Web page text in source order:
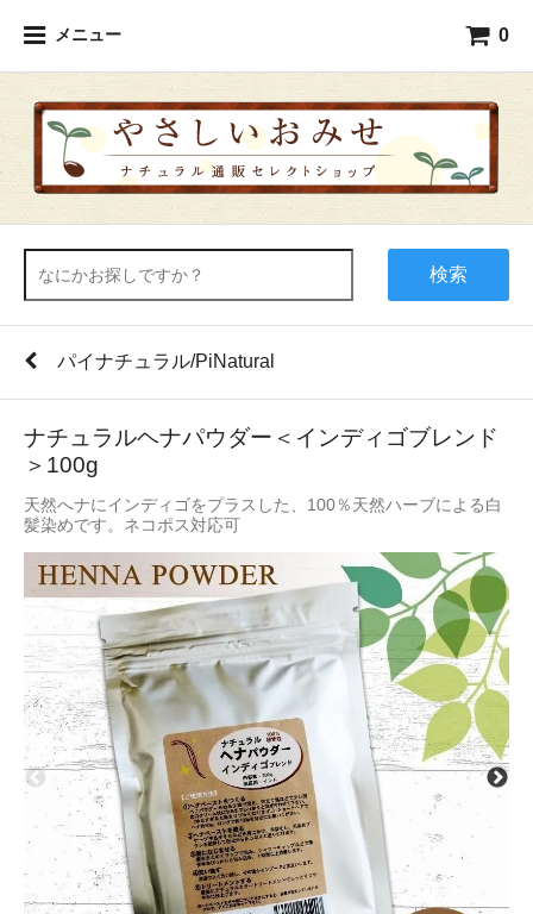
メニュー 0
検索
パイナチュラル/PiNatural
ナチュラルヘナパウダー＜インディゴブレンド
＞100g
天然へナにインディゴをプラスした、100％天然ハーブによる白
髪染めです。ネコポス対応可